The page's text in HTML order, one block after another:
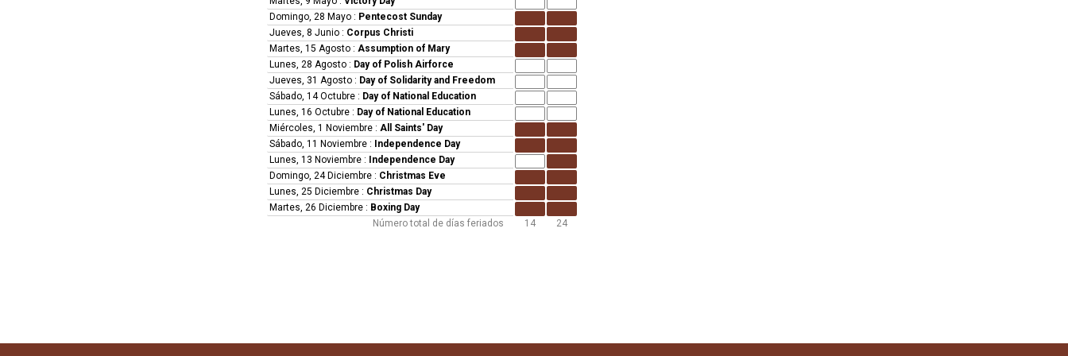
Domingo, 28 Mayo : Pentecost Sunday
Jueves, 8 Junio : Corpus Christi
Martes, 15 Agosto : Assumption of Mary
Lunes, 28 Agosto : Day of Polish Airforce
Jueves, 31 Agosto : Day of Solidarity and Freedom
Sábado, 14 Octubre : Day of National Education
Lunes, 16 Octubre : Day of National Education
Miércoles, 1 Noviembre : All Saints' Day
Sábado, 11 Noviembre :
Independence Day
Lunes, 13 Noviembre :
Independence Day
Domingo, 24 Diciembre : Christmas Eve
Lunes, 25 Diciembre : Christmas Day
Martes, 26 Diciembre : Boxing Day
Número total de días feriados
14 24